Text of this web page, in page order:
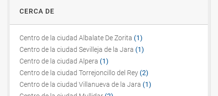
CERCA DE
Centro de la ciudad Albalate De Zorita (1)
Centro de la ciudad Sevilleja de la Jara (1)
Centro de la ciudad Alpera (1)
Centro de la ciudad Torrejoncillo del Rey (2)
Centro de la ciudad Villanueva de la Jara (1)